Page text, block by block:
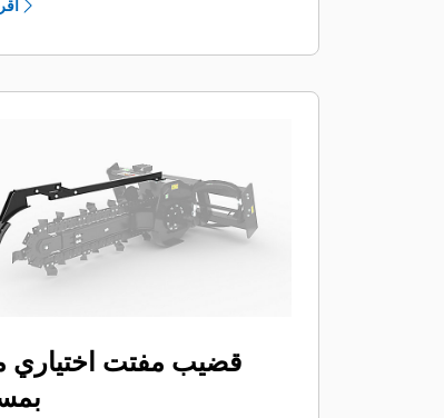
قضيب مفتت اختياري